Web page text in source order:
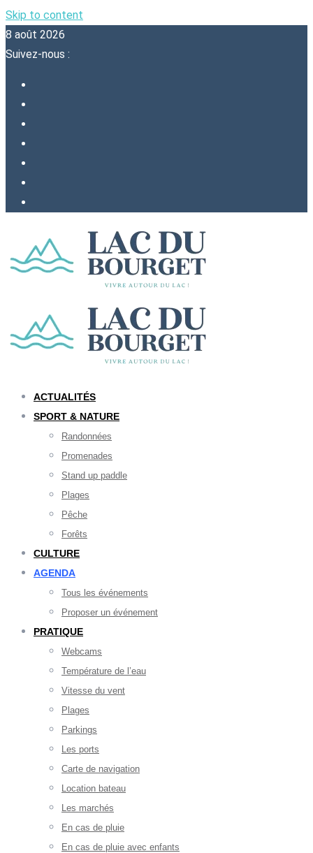
Skip to content
8 août 2026
Suivez-nous :
ACTUALITÉS
SPORT & NATURE
Randonnées
Promenades
Stand up paddle
Plages
Pêche
Forêts
CULTURE
AGENDA
Tous les événements
Proposer un événement
PRATIQUE
Webcams
Température de l’eau
Vitesse du vent
Plages
Parkings
Les ports
Carte de navigation
Location bateau
Les marchés
En cas de pluie
En cas de pluie avec enfants